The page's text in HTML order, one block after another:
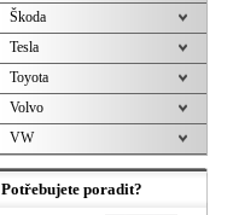
Škoda
Tesla
Toyota
Volvo
VW
Potřebujete poradit?